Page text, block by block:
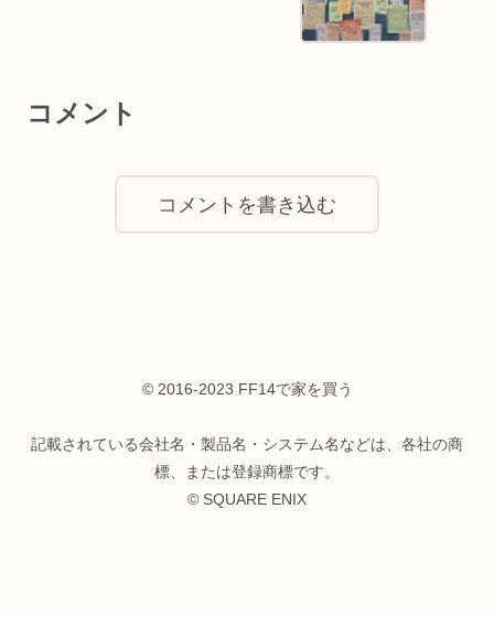
コメント
コメントを書き込む
© 2016-2023 FF14で家を買う
記載されている会社名・製品名・システム名などは、各社の商
標、または登録商標です。
© SQUARE ENIX